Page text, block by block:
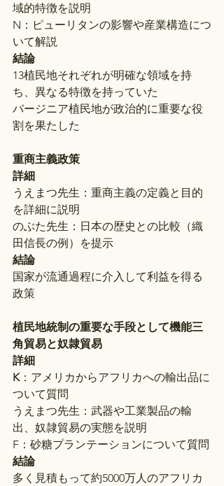
域的特徴を説明
N：ピューリタンの影響や産業構造につ
いて解説
結論
13植民地それぞれが明確な領域を持
ち、異なる特徴を持っていた
バージニア植民地が政治的に重要な役
割を果たした
重商主義政策
詳細
うえまつ先生：重商主義の定義と目的
を詳細に説明
のぶた先生：日本の歴史との比較（織
田信長の例）を提示
結論
国家が流通過程に介入して利益を得る
政策
植民地統制の重要な手段として機能三
角貿易と奴隷貿易
詳細
K：アメリカからアフリカへの輸出品に
ついて質問
うえまつ先生：武器や工業製品の輸
出、奴隷貿易の実態を説明
F：砂糖プランテーションについて質問
結論
多く見積もって約5000万人のアフリカ